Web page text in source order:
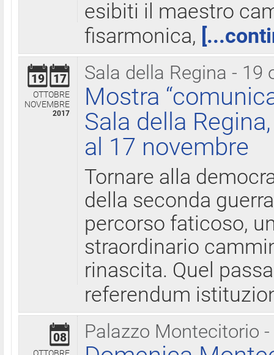
esibiti il maestro
fisarmonica,
Sala della Regina - 19
19 17
OTTOBRE
NOVEMBRE
2017
Mostra
Sala della
al 17 novembre
Tornare alla
della seconda
percorso faticoso,
straordinario
rinascita. Quel
referendum
Palazzo Montecitorio
08